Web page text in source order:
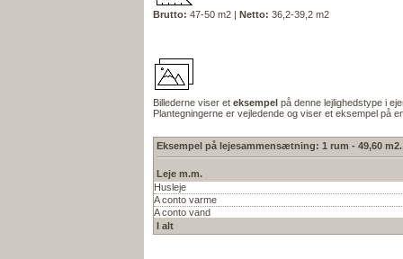
Brutto: 47-50 m2 | Netto: 36,2-39,2 m2
Billederne viser et eksempel på denne lejlighedstype i
Plantegningerne er vejledende og viser et eksempel på
Eksempel på lejesammensætning: 1 rum - 49,60 m2.
Leje m.m.
Husleje
A conto varme
A conto vand
I alt